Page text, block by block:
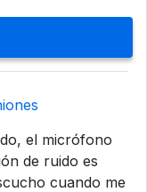
el micrófono
de ruido es
cuando me